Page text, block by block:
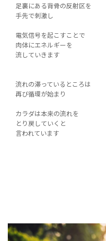
足裏にある背骨の反射区を
手先で刺激し
電気信号を起こすことで
肉体にエネルギーを
流していきます
流れの滞っているところは
再び循環が始まり
カラダは本来の流れを
とり戻していくと
言われています